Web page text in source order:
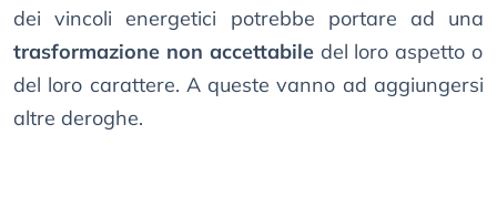
dei vincoli energetici potrebbe portare ad una
trasformazione non accettabiledel loro aspetto o
del loro carattere. A queste vanno ad aggiungersi
altre deroghe.